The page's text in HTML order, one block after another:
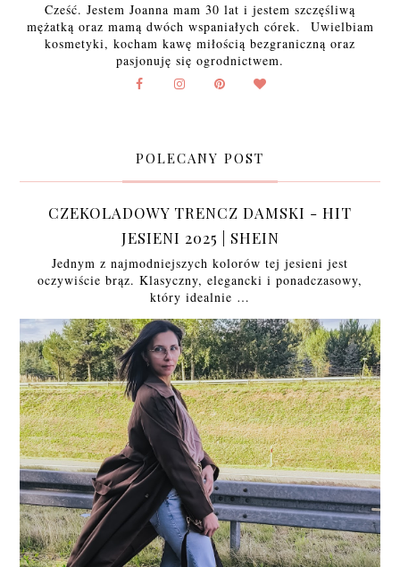
Cześć. Jestem Joanna mam 30 lat i jestem szczęśliwą
mężatką oraz mamą dwóch wspaniałych córek. Uwielbiam
kosmetyki, kocham kawę miłością bezgraniczną oraz
pasjonuję się ogrodnictwem.
POLECANY POST
CZEKOLADOWY TRENCZ DAMSKI - HIT
JESIENI 2025 | SHEIN
Jednym z najmodniejszych kolorów tej jesieni jest
oczywiście brąz. Klasyczny, elegancki i ponadczasowy,
który idealnie …